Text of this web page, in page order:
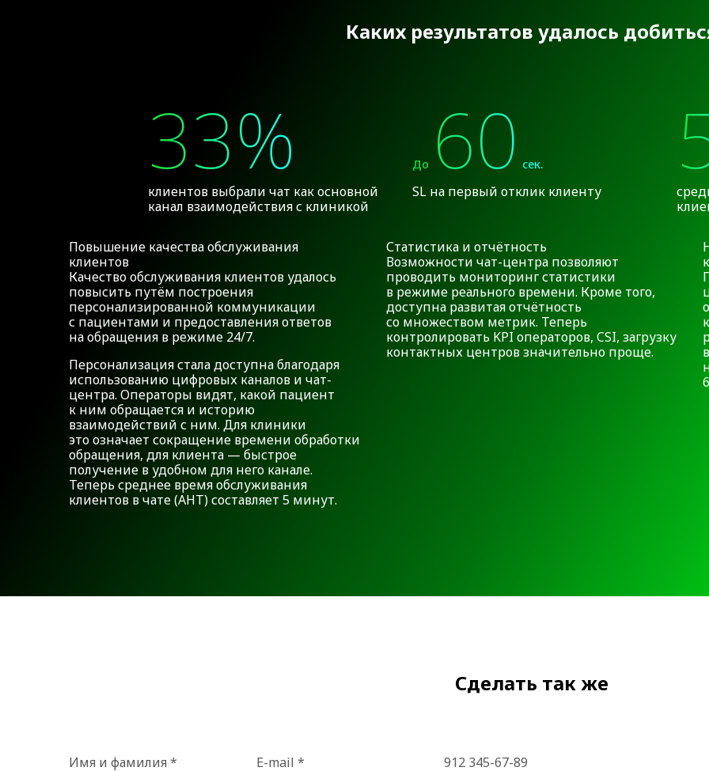
Каких результатов удалось
33%
клиентов выбрали чат как основной
канал взаимодействия с клиникой
До 60 сек.
SL на первый отклик клиенту
Повышение качества обслуживания
клиентов
Качество обслуживания клиентов удалось
повысить путём построения
персонализированной коммуникации
с пациентами и предоставления ответов
на обращения в режиме 24/7.
Персонализация стала доступна благодаря
использованию цифровых каналов и чат-
центра. Операторы видят, какой пациент
к ним обращается и историю
взаимодействий с ним. Для клиники
это означает сокращение времени обработки
обращения, для клиента — быстрое
получение в удобном для него канале.
Теперь среднее время обслуживания
клиентов в чате (АНТ) составляет 5 минут.
Статистика и отчётность
Возможности чат-центра позволяют
проводить мониторинг статистики
в режиме реального времени. Кроме того,
доступна развитая отчётность
со множеством метрик. Теперь
контролировать KPI операторов, CSI, загрузку
контактных центров значительно проще.
Сделать так же